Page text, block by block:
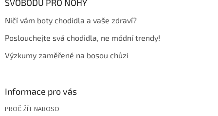
SVOBODU PRO NOHY
Ničí vám boty chodidla a vaše zdraví?
Poslouchejte svá chodidla, ne módní trendy!
Výzkumy zaměřené na bosou chůzi
Informace pro vás
PROČ ŽÍT NABOSO